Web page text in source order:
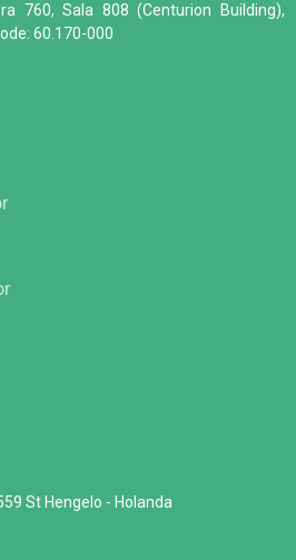
760, Sala 808 (Centurion Building),
60.170-000
St Hengelo - Holanda